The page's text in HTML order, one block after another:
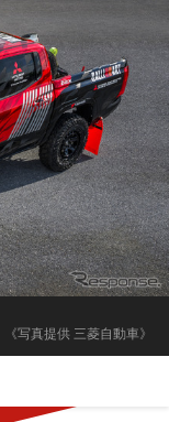
《写真提供 三菱自動車》